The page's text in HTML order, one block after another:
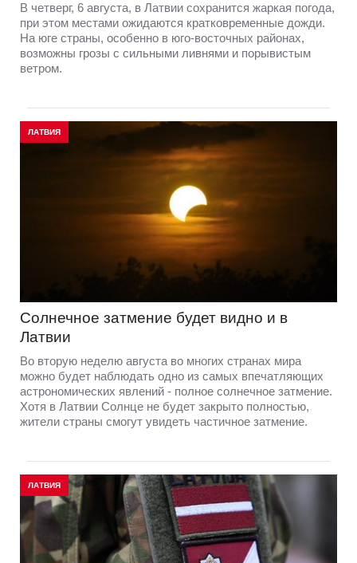
В четверг, 6 августа, в Латвии сохранится жаркая погода,
при этом местами ожидаются кратковременные дожди.
На юге страны, особенно в юго-восточных районах,
возможны грозы с сильными ливнями и порывистым
ветром.
ЛАТВИЯ
Солнечное затмение будет видно и в
Латвии
Во вторую неделю августа во многих странах мира
можно будет наблюдать одно из самых впечатляющих
астрономических явлений - полное солнечное затмение.
Хотя в Латвии Солнце не будет закрыто полностью,
жители страны смогут увидеть частичное затмение.
ЛАТВИЯ